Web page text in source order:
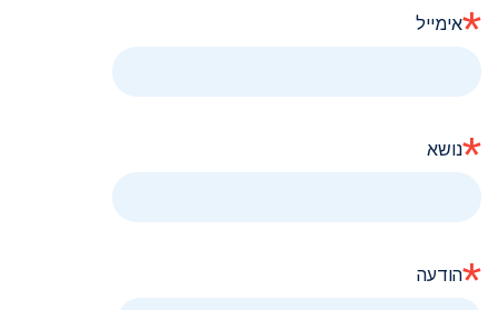
אימייל*
נושא*
הודעה*